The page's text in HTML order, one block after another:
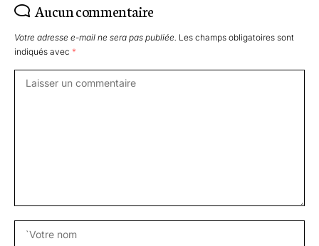
Aucun commentaire
Votre adresse e-mail ne sera pas publiée. Les champs obligatoires sont
indiqués avec *